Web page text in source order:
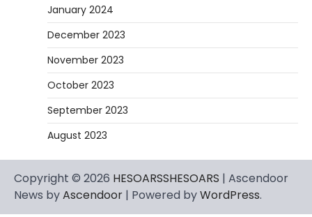
January 2024
December 2023
November 2023
October 2023
September 2023
August 2023
Copyright © 2026 HESOARSSHESOARS | Ascendoor
News byAscendoor | Powered byWordPress.